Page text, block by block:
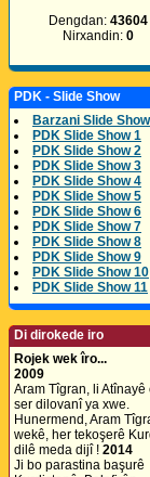
Dengdan: 43604
Nirxandin: 0
PDK - Slide Show
Barzani Slide Show
PDK Slide Show 1
PDK Slide Show 2
PDK Slide Show 3
PDK Slide Show 4
PDK Slide Show 5
PDK Slide Show 6
PDK Slide Show 7
PDK Slide Show 8
PDK Slide Show 9
PDK Slide Show 10
PDK Slide Show 11
Di dirokede iro
Rojek wek îro...
2009
Aram Tîgran, li Atînayê
ser dilovanî ya xwe.
Hunermend, Aram
wekê, her tekoşerê
dilê meda dijî ! 2014
Ji bo parastina başurê